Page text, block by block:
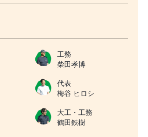
工務
柴田孝博
代表
梅谷 ヒロシ
大工・工務
鶴田鉄樹